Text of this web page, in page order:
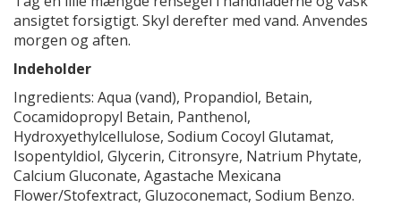
ansigtet forsigtigt. Skyl derefter med vand. Anvendes
morgen og aften.
Indeholder
Ingredients: Aqua (vand), Propandiol, Betain,
Cocamidopropyl Betain, Panthenol,
Hydroxyethylcellulose, Sodium Cocoyl Glutamat,
Isopentyldiol, Glycerin, Citronsyre, Natrium Phytate,
Calcium Gluconate, Agastache Mexicana
Flower/Stofextract, Gluzoconemact, Sodium Benzo.